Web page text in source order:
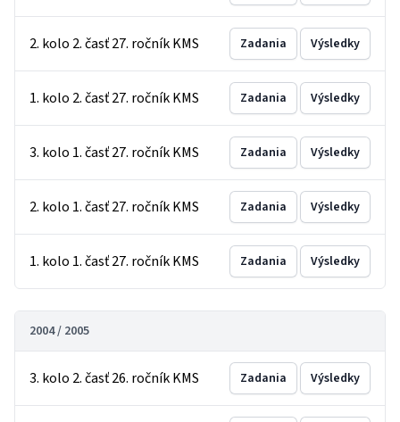
2. kolo 2. časť 27. ročník KMS Zadania Výsledky
1. kolo 2. časť 27. ročník KMS Zadania Výsledky
3. kolo 1. časť 27. ročník KMS Zadania Výsledky
2. kolo 1. časť 27. ročník KMS Zadania Výsledky
1. kolo 1. časť 27. ročník KMS Zadania Výsledky
2004 / 2005
3. kolo 2. časť 26. ročník KMS Zadania Výsledky